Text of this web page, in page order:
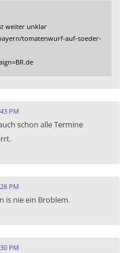
weiter unklar
tomatenwurf-auf-soeder-
PM
schon alle Termine
PM
is nie ein Broblem.
PM